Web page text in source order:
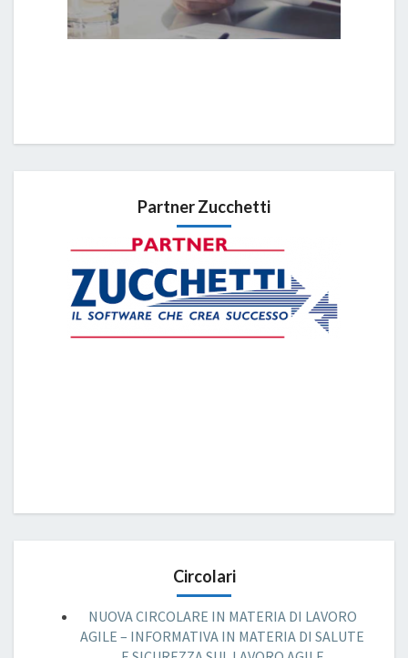
Partner Zucchetti
Circolari
NUOVA CIRCOLARE IN MATERIA DI LAVORO
AGILE – INFORMATIVA IN MATERIA DI SALUTE